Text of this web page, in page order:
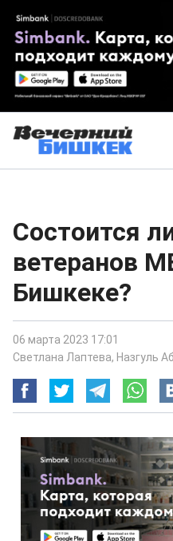
Состоится
ветеранов
Бишкеке?
06 марта 2023 17:01
Светлана Лаптева, Назгуль